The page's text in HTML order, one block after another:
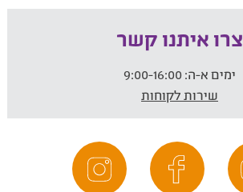
צרו איתנו קשר
ימים א-ה:
שירות לקוחות